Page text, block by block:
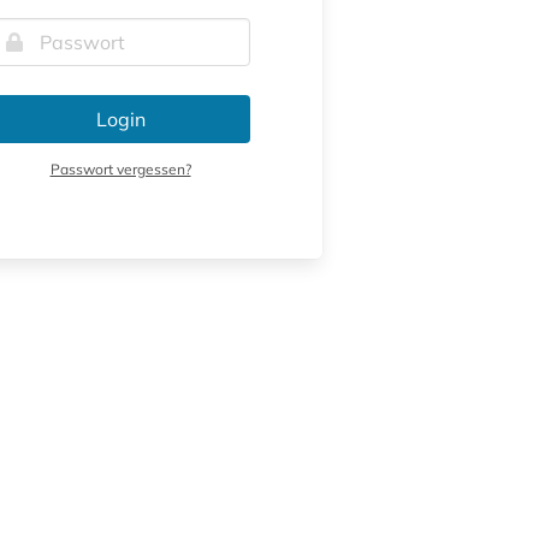
Login
Passwort vergessen?